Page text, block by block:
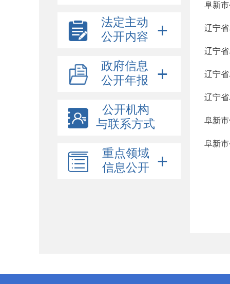
法定主动
公开内容
政府信息
公开年报
公开机构
与联系方式
重点领域
信息公开
阜新
辽宁
辽宁
辽宁
辽宁
阜新
阜新